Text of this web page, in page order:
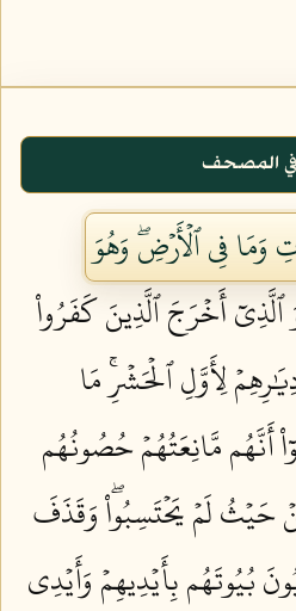
المصحف
وَمَا فِي ٱلۡأَرۡضِۖ وَهُوَ
أَخۡرَجَ ٱلَّذِينَ كَفَرُواْ
لِأَوَّلِ ٱلۡحَشۡرِۚ مَا
أَنَّهُم مَّانِعَتُهُمۡ حُصُونُهُم
حَيۡثُ لَمۡ يَحۡتَسِبُواْۖ وَقَذَفَ
بُيُوتَهُم بِأَيۡدِيهِمۡ وَأَيۡدِي